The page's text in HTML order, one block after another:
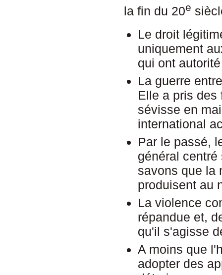
la fin du 20e
Le droit
uniquement
qui ont
La guerre
Elle a pris des
sévisse en
international
Par le passé,
général
savons que la
produisent au
La violence
répandue et,
qu'il s'agisse
A moins que
adopter des